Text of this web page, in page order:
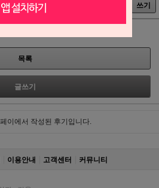
쓰기
목록
글쓰기
이에서 작성된 후기입니다.
이용안내 고객센터 커뮤니티